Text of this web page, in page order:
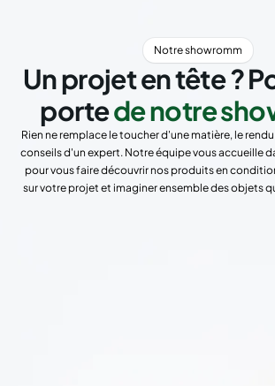
Notre showromm
Un projet en tête ?
portede notre
Rien ne remplace le toucher d'une matière, le
conseils d'un expert. Notre équipe vous accueille
pour vous faire découvrir nos produits en
sur votre projet et imaginer ensemble des objets